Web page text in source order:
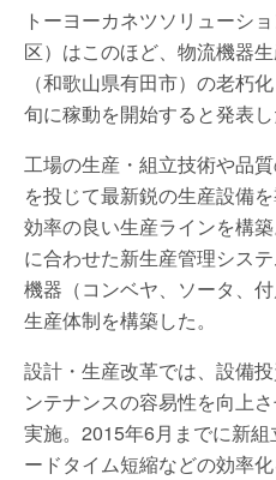
トーヨーカネツソリューシ
区）はこのほど、物流機器
（和歌山県有田市）の老朽
旬に稼動を開始すると発表し
工場の生産・組立技術や品
を投じて最新鋭の生産設備
効率の良い生産ラインを構
に合わせた新生産管理シス
機器（コンベヤ、ソータ、
生産体制を構築した。
設計・生産改革では、設備
ンテナンスの容易性を向上
実施。2015年6月までに新
ードタイム短縮などの効率